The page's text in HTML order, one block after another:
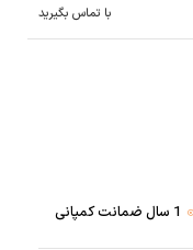
با تماس بگیرید
1 سال ضمانت کمپانی